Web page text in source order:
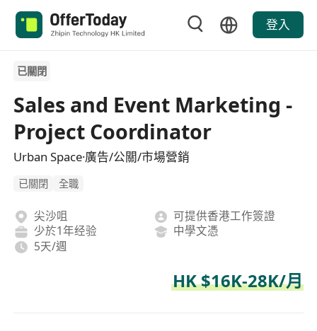
登入
已關閉
Sales and Event Marketing -
Project Coordinator
Urban Space·廣告/公關/市場營銷
已關閉 全職
尖沙咀
可提供香港工作簽證
少於1年经验
中學文憑
5天/週
HK $16K-28K/月